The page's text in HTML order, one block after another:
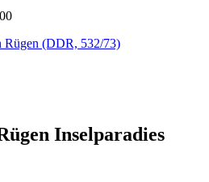
Inselparadies